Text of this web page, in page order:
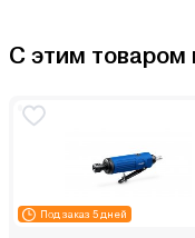
С этим товаром
Под заказ 5 дней